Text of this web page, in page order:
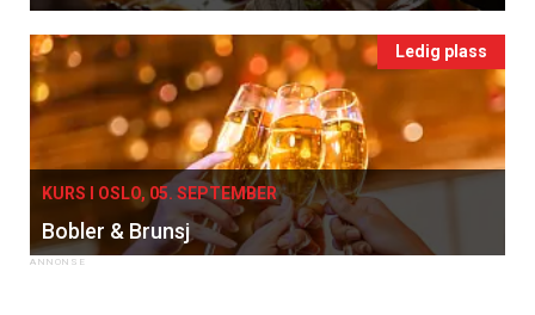
Ledig plass
KURS I OSLO, 05. SEPTEMBER
Bobler & Brunsj